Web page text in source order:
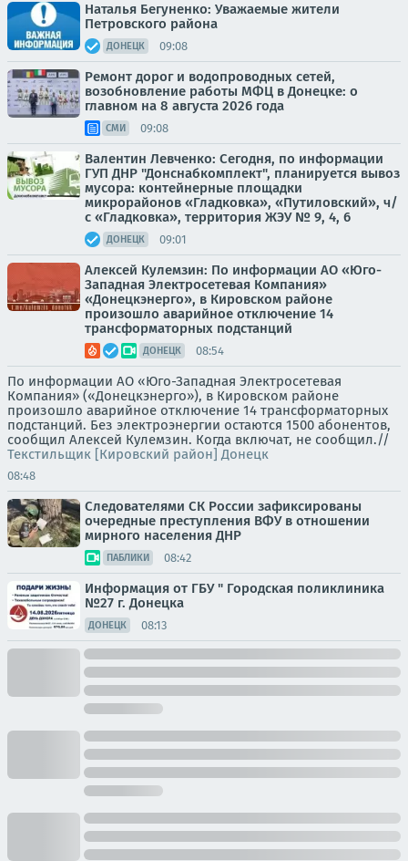
Наталья Бегуненко: Уважаемые жители
Петровского района
ДОНЕЦК 09:08
Ремонт дорог и водопроводных сетей,
возобновление работы МФЦ в Донецке: о
главном на 8 августа 2026 года
СМИ 09:08
Валентин Левченко: Сегодня, по информации
ГУП ДНР "Донснабкомплект", планируется вывоз
мусора: контейнерные площадки
микрорайонов «Гладковка», «Путиловский», ч/
с «Гладковка», территория ЖЭУ № 9, 4, 6
ДОНЕЦК 09:01
Алексей Кулемзин: По информации АО «Юго-
Западная Электросетевая Компания»
«Донецкэнерго», в Кировском районе
произошло аварийное отключение 14
трансформаторных подстанций
ДОНЕЦК 08:54
По информации АО «Юго-Западная Электросетевая
Компания» («Донецкэнерго»), в Кировском районе
произошло аварийное отключение 14 трансформаторных
подстанций. Без электроэнергии остаются 1500 абонентов,
сообщил Алексей Кулемзин. Когда включат, не сообщил.//
Текстильщик [Кировский район] Донецк
08:48
Следователями СК России зафиксированы
очередные преступления ВФУ в отношении
мирного населения ДНР
ПАБЛИКИ 08:42
Информация от ГБУ " Городская поликлиника
№27 г. Донецка
ДОНЕЦК 08:13